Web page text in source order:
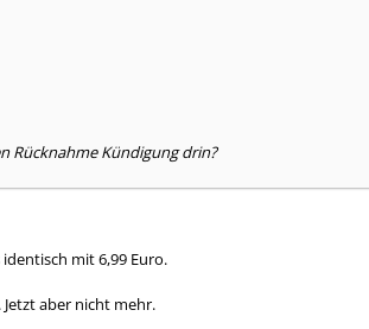
Rücknahme Kündigung drin?
mit 6,99 Euro.
Jetzt aber nicht mehr.